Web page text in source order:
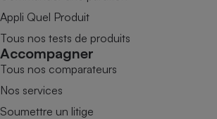
Appli Quel Produit
Tous nos tests de produits
Accompagner
Tous nos comparateurs
Nos services
Soumettre un litige